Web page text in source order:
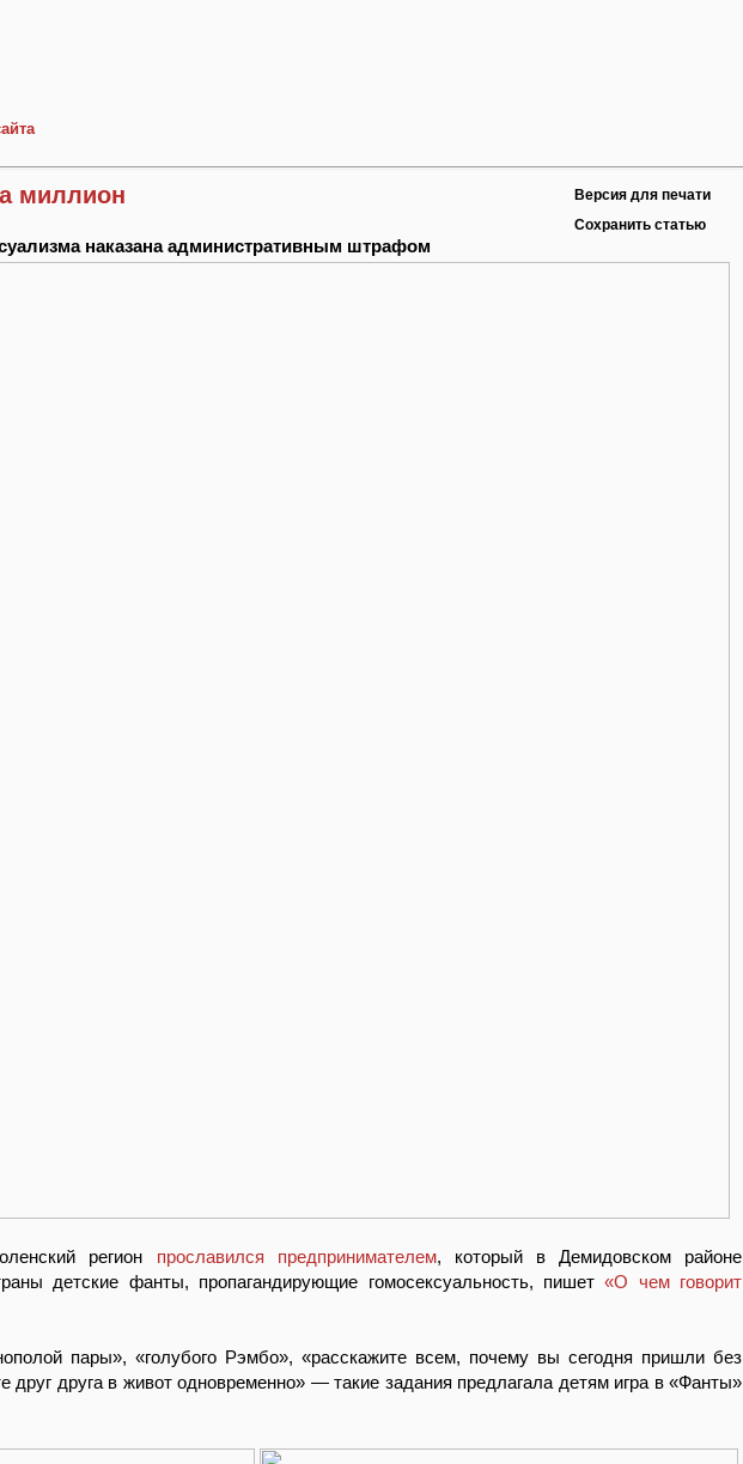
миллион
наказана административным штрафом
Версия для печати
Сохранить статью
регион прославился предпринимателем, который в Демидовском районе
детские фанты, пропагандирующие гомосексуальность, пишет«О чем говорит
пары», «голубого Рэмбо», «расскажите всем, почему вы сегодня пришли без
друг друга в живот одновременно» — такие задания предлагала детям игра в «Фанты»